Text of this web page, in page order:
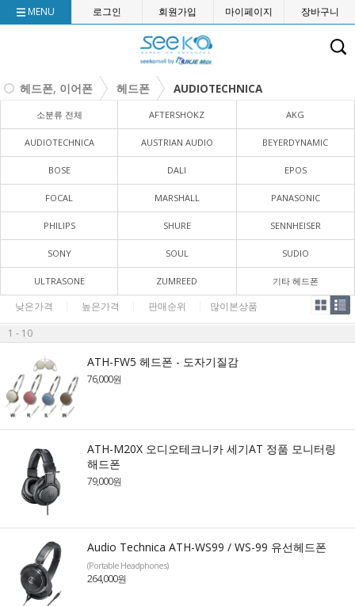
MENU 로그인 회원가입 마이페이지 장바구니
헤드폰, 이어폰 헤드폰 AUDIOTECHNICA
소분류 전체 AFTERSHOKZ AKG
AUDIOTECHNICA AUSTRIAN AUDIO BEYERDYNAMIC
BOSE DALI EPOS
FOCAL MARSHALL PANASONIC
PHILIPS SHURE SENNHEISER
SONY SOUL SUDIO
ULTRASONE ZUMREED 기타 헤드폰
낮은가격 높은가격 판매순위
많이본상품
1 - 10
ATH-FW5 헤드폰 - 도자기질감
76,000원
ATH-M20X 오디오테크니카 세기AT 정품 모니터링
해드폰
79,000원
Audio Technica ATH-WS99 / WS-99 유선헤드폰
(Portable Headphones)
264,000원